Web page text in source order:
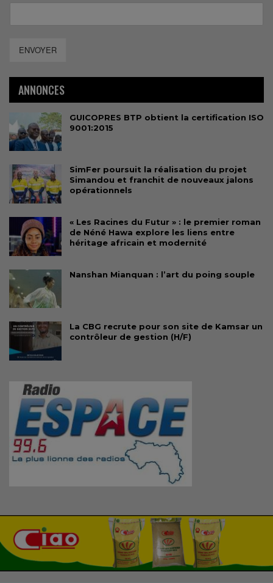
ENVOYER
ANNONCES
GUICOPRES BTP obtient la certification ISO
9001:2015
SimFer poursuit la réalisation du projet
Simandou et franchit de nouveaux jalons
opérationnels
« Les Racines du Futur » : le premier roman
de Néné Hawa explore les liens entre
héritage africain et modernité
Nanshan Mianquan : l’art du poing souple
La CBG recrute pour son site de Kamsar un
contrôleur de gestion (H/F)